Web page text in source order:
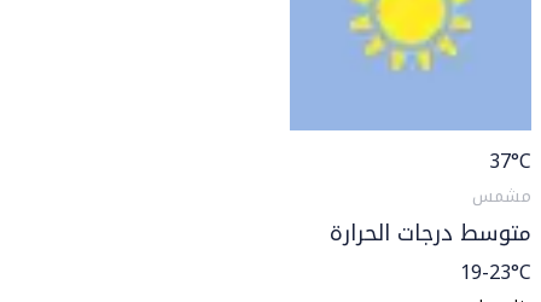
37°C
مشمس
متوسط درجات الحرارة
19-23°C